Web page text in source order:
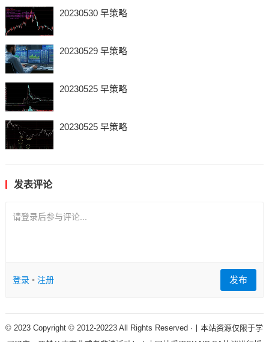
20230530 早策略
20230529 早策略
20230525 早策略
20230525 早策略
发表评论
请登录后参与评论...
登录• 注册 发布
© 2023 Copyright © 2012-20223 All Rights Reserved ·丨本站资源仅限于学